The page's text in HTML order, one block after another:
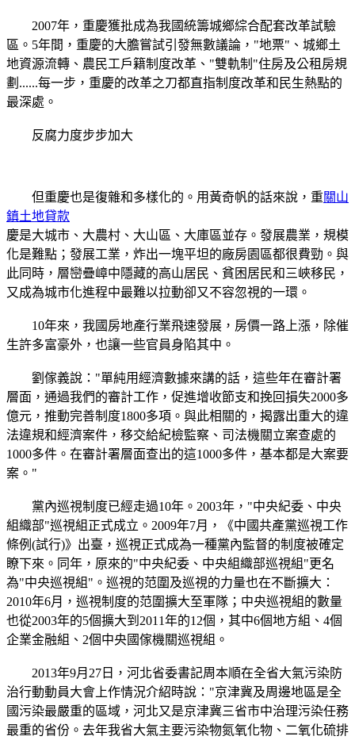
2007年，重慶獲批成為我國統籌城鄉綜合配套改革試驗
區。5年間，重慶的大膽嘗試引發無數議論，"地票"、城鄉土
地資源流轉、農民工戶籍制度改革、"雙軌制"住房及公租房規
劃......每一步，重慶的改革之刀都直指制度改革和民生熱點的
最深處。
反腐力度步步加大
但重慶也是復雜和多樣化的。用黃奇帆的話來說，重關山
鎮土地貸款
慶是大城市、大農村、大山區、大庫區並存。發展農業，規模
化是難點；發展工業，炸出一塊平坦的廠房園區都很費勁。與
此同時，層巒疊嶂中隱藏的高山居民、貧困居民和三峽移民，
又成為城市化進程中最難以拉動卻又不容忽視的一環。
10年來，我國房地產行業飛速發展，房價一路上漲，除催
生許多富豪外，也讓一些官員身陷其中。
劉傢義說："單純用經濟數據來講的話，這些年在審計署
層面，通過我們的審計工作，促進增收節支和挽回損失2000多
億元，推動完善制度1800多項。與此相關的，揭露出重大的違
法違規和經濟案件，移交給紀檢監察、司法機關立案查處的
1000多件。在審計署層面查出的這1000多件，基本都是大案要
案。"
黨內巡視制度已經走過10年。2003年，"中央紀委、中央
組織部"巡視組正式成立。2009年7月，《中國共產黨巡視工作
條例(試行)》出臺，巡視正式成為一種黨內監督的制度被確定
瞭下來。同年，原來的"中央紀委、中央組織部巡視組"更名
為"中央巡視組"。巡視的范圍及巡視的力量也在不斷擴大：
2010年6月，巡視制度的范圍擴大至軍隊；中央巡視組的數量
也從2003年的5個擴大到2011年的12個，其中6個地方組、4個
企業金融組、2個中央國傢機關巡視組。
2013年9月27日，河北省委書記周本順在全省大氣污染防
治行動動員大會上作情況介紹時說："京津冀及周邊地區是全
國污染最嚴重的區域，河北又是京津冀三省市中治理污染任務
最重的省份。去年我省大氣主要污染物氮氧化物、二氧化硫排